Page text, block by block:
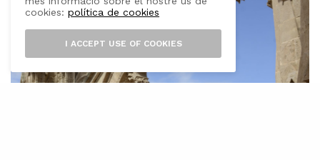
cookies:política de cookies
I ACCEPT USE OF COOKIES